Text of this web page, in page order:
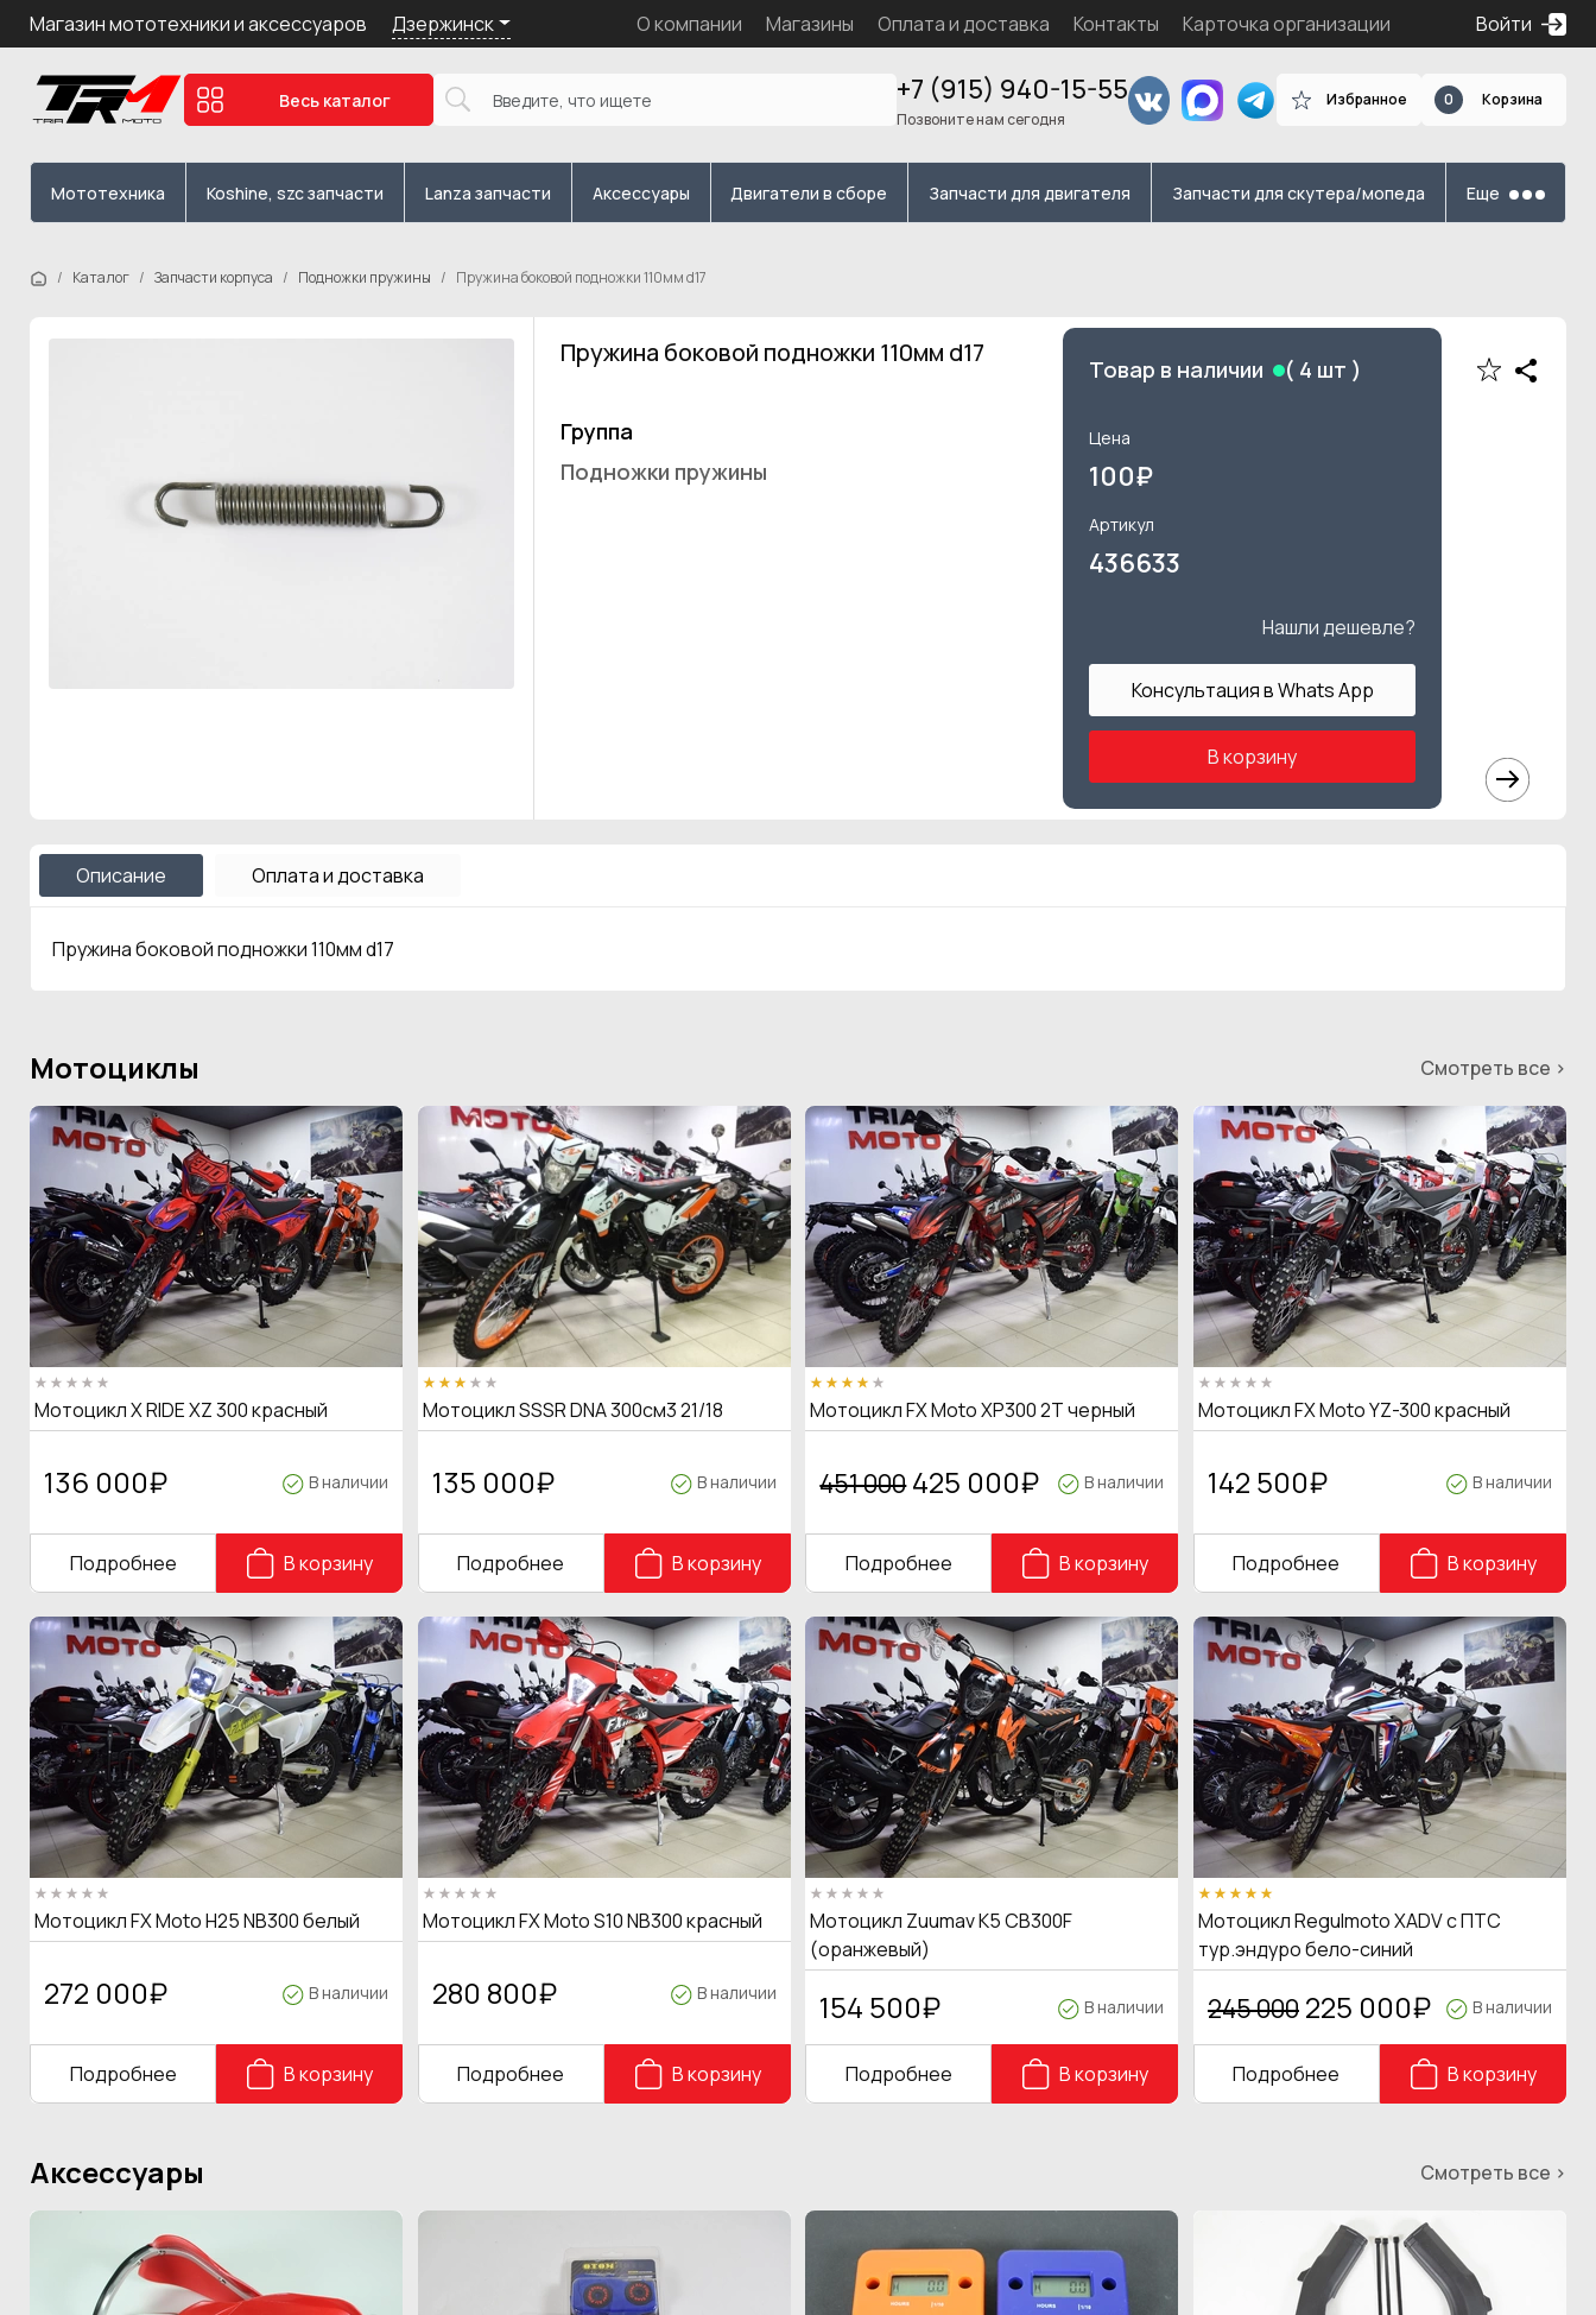
Магазин мототехники и аксессуаров Дзержинск О компании Магазины Оплата и доставка Контакты Карточка организации Войти
Весь каталог +7 (915) 940-15-55
Позвоните нам сегодня
Избранное 0 Корзина
Мототехника Koshine, szc запчасти Lanza запчасти Аксессуары Двигатели в сборе Запчасти для двигателя Запчасти для скутера/мопеда Еще
Каталог Запчасти корпуса Подножки пружины Пружина боковой подножки 110мм d17
Пружина боковой подножки 110мм d17
Группа
Подножки пружины
Товар в наличии ( 4 шт )
Цена
100₽
Артикул
436633
Нашли дешевле?
Консультация в Whats App
В корзину
Описание Оплата и доставка
Пружина боковой подножки 110мм d17
Мотоциклы Смотреть все >
Мотоцикл X RIDE XZ 300 красный
136 000₽ В наличии
Подробнее В корзину
Мотоцикл SSSR DNA 300см3 21/18
135 000₽ В наличии
Подробнее В корзину
Мотоцикл FX Moto XP300 2T черный
451 000 425 000₽ В наличии
Подробнее В корзину
Мотоцикл FX Moto YZ-300 красный
142 500₽ В наличии
Подробнее В корзину
Мотоцикл FX Moto H25 NB300 белый
272 000₽ В наличии
Подробнее В корзину
Мотоцикл FX Moto S10 NB300 красный
280 800₽ В наличии
Подробнее В корзину
Мотоцикл Zuumav K5 CB300F
(оранжевый)
154 500₽ В наличии
Подробнее В корзину
Мотоцикл Regulmoto XADV с ПТС
тур.эндуро бело-синий
245 000 225 000₽ В наличии
Подробнее В корзину
Аксессуары Смотреть все >